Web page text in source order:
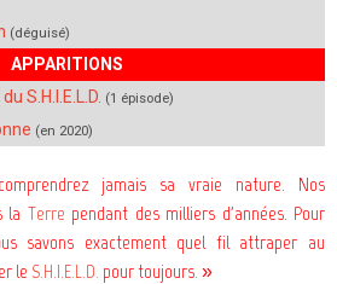
(déguisé)
APPARITIONS
S.H.I.E.L.D. (1 épisode)
(en 2020)
jamais sa vraie nature. Nos
la Terre pendant des milliers d'années. Pour
savons exactement quel fil attraper au
le S.H.I.E.L.D. pour toujours. »